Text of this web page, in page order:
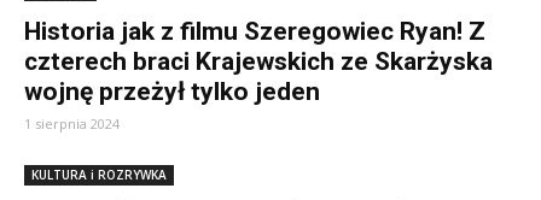
Historia jak z filmu Szeregowiec Ryan! Z
czterech braci Krajewskich ze Skarżyska
wojnę przeżył tylko jeden
1 sierpnia 2024
KULTURA i ROZRYWKA